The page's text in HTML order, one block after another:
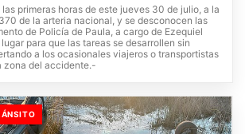
primeras horas de este jueves 30 de julio, a la
de la arteria nacional, y se desconocen las
de Policía de Paula, a cargo de Ezequiel
para que las tareas se desarrollen sin
a los ocasionales viajeros o transportistas
zona del accidente.-